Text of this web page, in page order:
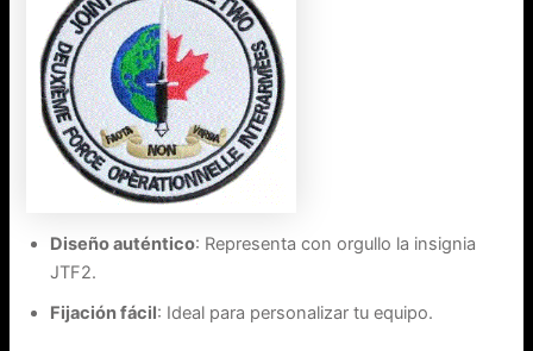
Diseño auténtico: Representa con orgullo la insignia
JTF2.
Fijación fácil: Ideal para personalizar tu equipo.